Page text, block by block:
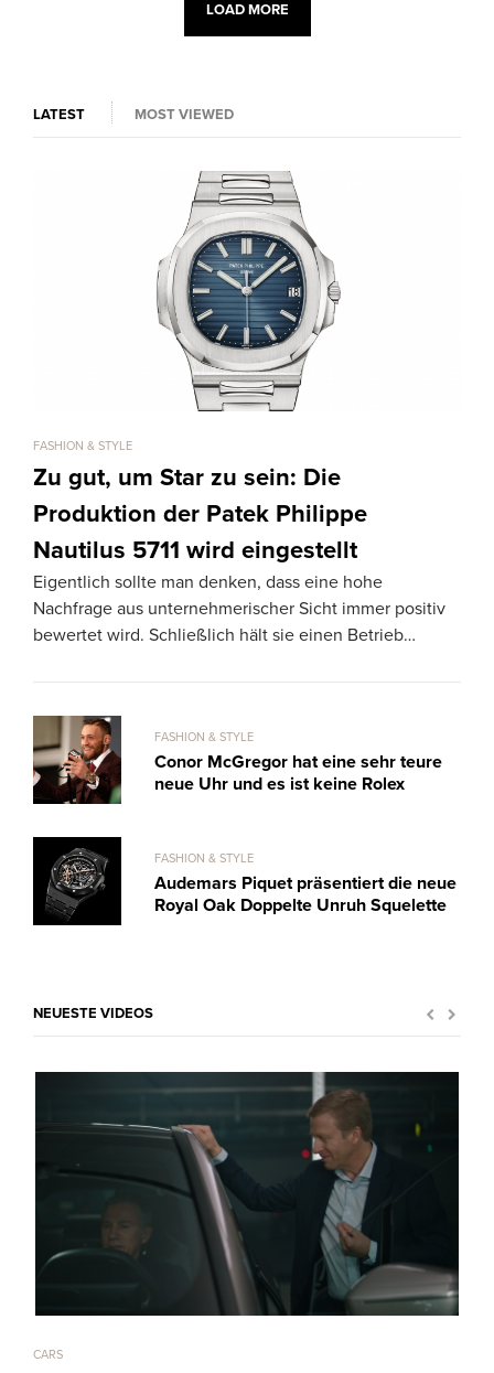
LOAD MORE
LATEST MOST VIEWED
FASHION & STYLE
Zu gut, um Star zu sein: Die
Produktion der Patek Philippe
Nautilus 5711 wird eingestellt
Eigentlich sollte man denken, dass eine hohe
Nachfrage aus unternehmerischer Sicht immer positiv
bewertet wird. Schließlich hält sie einen Betrieb…
FASHION & STYLE
Conor McGregor hat eine sehr teure
neue Uhr und es ist keine Rolex
FASHION & STYLE
Audemars Piquet präsentiert die neue
Royal Oak Doppelte Unruh Squelette
NEUESTE VIDEOS
CARS